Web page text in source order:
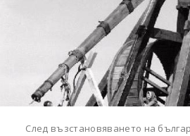
След възстановяването на